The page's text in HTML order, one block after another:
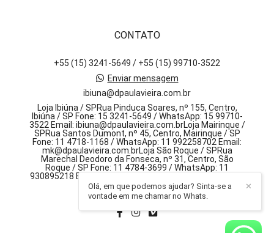
CONTATO
+55 (15) 3241-5649 / +55 (15) 99710-3522
Enviar mensagem
ibiuna@dpaulavieira.com.br
Loja Ibiúna / SPRua Pinduca Soares, nº 155, Centro,
Ibiúna / SP Fone: 15 3241-5649 / WhatsApp: 15 99710-
3522 Email: ibiuna@dpaulavieira.com.brLoja Mairinque /
SPRua Santos Dumont, nº 45, Centro, Mairinque / SP
Fone: 11 4718-1168 / WhatsApp: 11 992258702 Email:
mk@dpaulavieira.com.brLoja São Roque / SPRua
Marechal Deodoro da Fonseca, nº 31, Centro, São
Roque / SP Fone: 11 4784-3699 / WhatsApp: 11
930895218 Email: sr@dpaulavieira.com.br, 155 - centro
Ibiúna / SP
✕
Olá, em que podemos ajudar? Sinta-se a
vontade em me chamar no Whats.